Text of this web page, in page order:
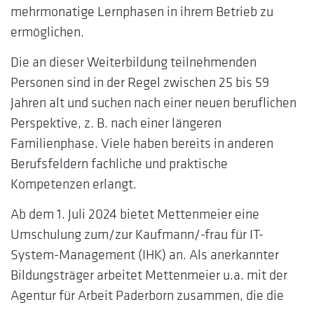
mehrmonatige Lernphasen in ihrem Betrieb zu
ermöglichen.
Die an dieser Weiterbildung teilnehmenden
Personen sind in der Regel zwischen 25 bis 59
Jahren alt und suchen nach einer neuen beruflichen
Perspektive, z. B. nach einer längeren
Familienphase. Viele haben bereits in anderen
Berufsfeldern fachliche und praktische
Kompetenzen erlangt.
Ab dem 1. Juli 2024 bietet Mettenmeier eine
Umschulung zum/zur Kaufmann/-frau für IT-
System-Management (IHK) an. Als anerkannter
Bildungsträger arbeitet Mettenmeier u.a. mit der
Agentur für Arbeit Paderborn zusammen, die die